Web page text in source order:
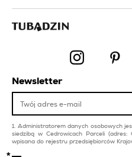
balkony płytki
łazienka szare płytki
płytki na balkon i taras
czarne
Newsletter
Administratorem danych osobowych
siedzibą w Cedrowicach Parceli
wpisana do rejestru przedsiębiorców